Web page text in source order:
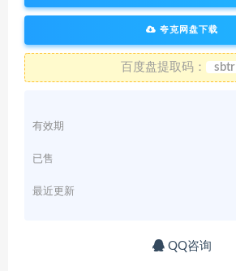
夸克网盘下载
百度盘提取码： sbtr
有效期
已售
最近更新
QQ咨询